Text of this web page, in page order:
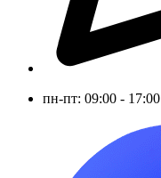
пн-пт: 09:00 - 17:00